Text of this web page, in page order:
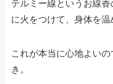
テルミー線というお線
に火をつけて、身体を温
これが本当に心地よい
き。